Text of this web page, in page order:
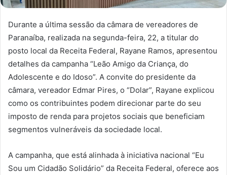
Durante a última sessão da câmara de vereadores de
Paranaíba, realizada na segunda-feira, 22, a titular do
posto local da Receita Federal, Rayane Ramos, apresentou
detalhes da campanha “Leão Amigo da Criança, do
Adolescente e do Idoso”. A convite do presidente da
câmara, vereador Edmar Pires, o “Dolar”, Rayane explicou
como os contribuintes podem direcionar parte do seu
imposto de renda para projetos sociais que beneficiam
segmentos vulneráveis da sociedade local.
A campanha, que está alinhada à iniciativa nacional “Eu
Sou um Cidadão Solidário” da Receita Federal, oferece aos